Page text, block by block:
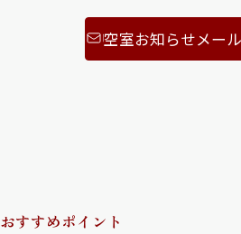
シャーメゾンライフサポート
自立型サービス付き・シニア向け
空室お知らせメー
おすすめポイント